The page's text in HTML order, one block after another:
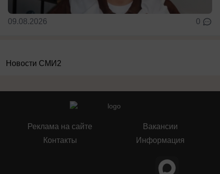
09.08.2026 0
Новости СМИ2
Реклама на сайте
Контакты
Вакансии
Информация